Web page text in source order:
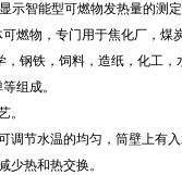
示智能型可燃物发热量的测
燃物，专门用于焦化厂，
钢铁，饲料，造纸，化工，
组成。
。
调节水温的均匀，筒壁上有
少热和热交换。